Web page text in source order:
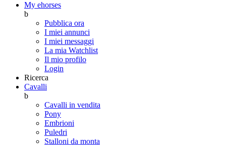
My ehorses
b
Pubblica ora
I miei annunci
I miei messaggi
La mia Watchlist
Il mio profilo
Login
Ricerca
Cavalli
b
Cavalli in vendita
Pony
Embrioni
Puledri
Stalloni da monta